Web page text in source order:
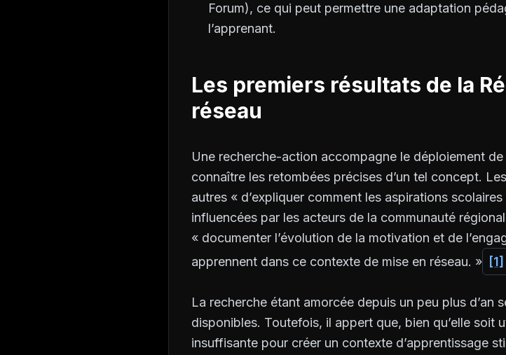
Forum), ce qui peut permettre une adaptation
l’apprenant.
Les premiers résultats de la
réseau
Une recherche-action accompagne le déploiement
connaître les retombées précises d’un tel concept.
autres « d’expliquer comment les aspirations
influencées par les acteurs de la communauté
« documenter l’évolution de la motivation et de
apprennent dans ce contexte de mise en réseau. »
[1]
La recherche étant amorcée depuis un peu plus d’an
disponibles. Toutefois, il appert que, bien qu’elle soit
insuffisante pour créer un contexte d’apprentissage